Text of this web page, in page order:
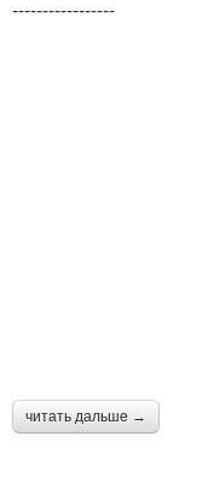
-----------------
читать дальше →